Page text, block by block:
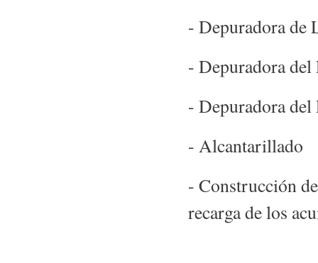
- Depuradora de
- Depuradora
- Depuradora
- Alcantarillado
- Construcción
recarga de los